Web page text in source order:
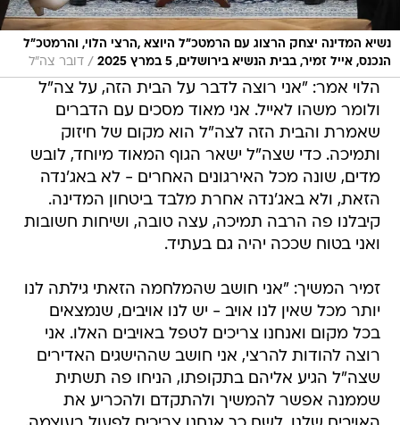
נשיא המדינה יצחק הרצוג עם הרמטכ"ל היוצא ,הרצי הלוי, והרמטכ"ל
הנכנס, אייל זמיר, בבית הנשיא בירושלים, 5 במרץ 2025
/ דובר צה"ל
הלוי אמר: "אני רוצה לדבר על הבית הזה, על צה"ל
ולומר משהו לאייל. אני מאוד מסכים עם הדברים
שאמרת והבית הזה לצה"ל הוא מקום של חיזוק
ותמיכה. כדי שצה"ל ישאר הגוף המאוד מיוחד, לובש
מדים, שונה מכל האירגונים האחרים - לא באג'נדה
הזאת, ולא באג'נדה אחרת מלבד ביטחון המדינה.
קיבלנו פה הרבה תמיכה, עצה טובה, ושיחות חשובות
ואני בטוח שככה יהיה גם בעתיד.
זמיר המשיך: "אני חושב שהמלחמה הזאתי גילתה לנו
יותר מכל שאין לנו אויב - יש לנו אויבים, שנמצאים
בכל מקום ואנחנו צריכים לטפל באויבים האלו. אני
רוצה להודות להרצי, אני חושב שההישגים האדירים
שצה"ל הגיע אליהם בתקופתו, הניחו פה תשתית
שממנה אפשר להמשיך ולהתקדם ולהכריע את